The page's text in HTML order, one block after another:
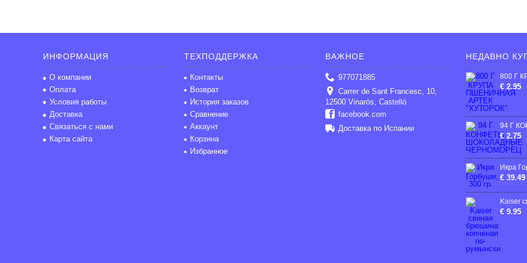
ИНФОРМАЦИЯ
О компании
Оплата
Условия работы
Доставка
Связаться с нами
Карта сайта
ТЕХПОДДЕРЖКА
Контакты
Возврат
История заказов
Сравнение
Аккаунт
Корзина
Избранное
ВАЖНОЕ
977071885
Carrer de Sant Francesc, 10,
12500 Vinaròs, Castelló
facebook.com
Доставка по Испании
НЕДАВНО
€ 2.95
€ 2.75
Икра
€ 39.49
€ 9.95